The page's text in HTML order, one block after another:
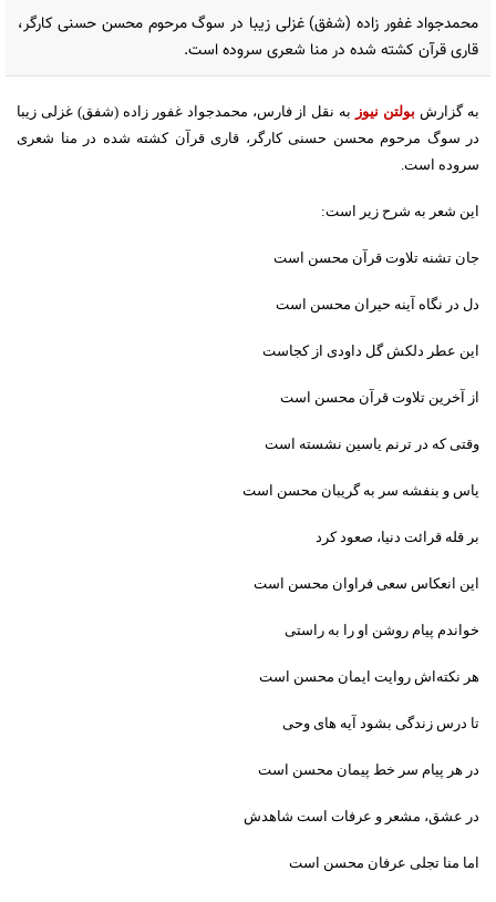
محمدجواد غفور زاده (شفق) غزلی زیبا در سوگ مرحوم محسن حسنی کارگر،
قاری قرآن کشته شده در منا شعری سروده است.
به گزارش بولتن نیوز به نقل از فارس، محمدجواد غفور زاده (شفق) غزلی زیبا
در سوگ مرحوم محسن حسنی کارگر، قاری قرآن کشته شده در منا شعری
سروده است.
این شعر به شرح زیر است:
جان تشنه تلاوت قرآن محسن است
دل در نگاه آینه حیران محسن است
این عطر دلکش گل داودی از کجاست
از آخرین تلاوت قرآن محسن است
وقتی که در ترنم یاسین نشسته است
یاس و بنفشه سر به گریبان محسن است
بر قله قرائت دنیا، صعود کرد
این انعکاس سعی فراوان محسن است
خواندم پیام روشن او را به راستی
هر نکته‌اش روایت ایمان محسن است
تا درس زندگی بشود آیه های وحی
در هر پیام سر خط پیمان محسن است
در عشق، مشعر و عرفات است شاهدش
اما منا تجلی عرفان محسن است